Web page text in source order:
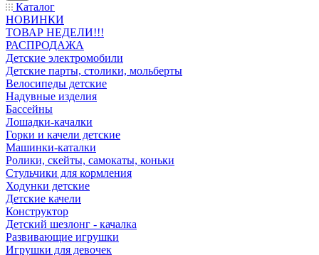
Каталог
НОВИНКИ
ТОВАР НЕДЕЛИ!!!
РАСПРОДАЖА
Детские электромобили
Детские парты, столики, мольберты
Велосипеды детские
Надувные изделия
Бассейны
Лошадки-качалки
Горки и качели детские
Машинки-каталки
Ролики, скейты, самокаты, коньки
Стульчики для кормления
Ходунки детские
Детские качели
Конструктор
Детский шезлонг - качалка
Развивающие игрушки
Игрушки для девочек